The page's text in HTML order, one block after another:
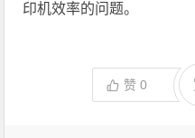
印机效率的问题。
赞0